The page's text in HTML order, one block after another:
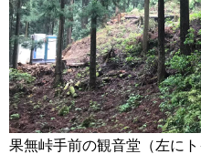
果無峠手前の観音堂（左に